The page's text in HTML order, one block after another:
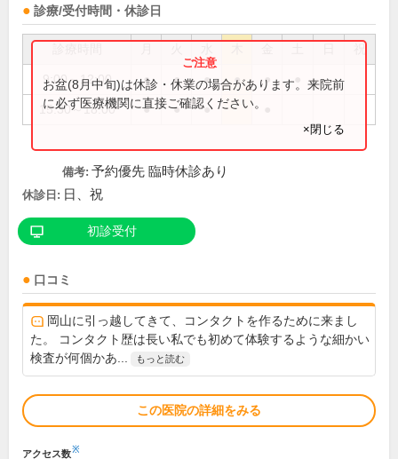
診療/受付時間・休診日
9:00～12:00 ● ● ● ● ●
15:30～18:00 ● ● ●
お盆(8月中旬)は休診・休業の場合があります。来院前
に必ず医療機関に直接ご確認ください。
×閉じる
備考: 予約優先 臨時休診あり
休診日: 日、祝
初診受付
口コミ
岡山に引っ越してきて、コンタクトを作るために来まし
た。 コンタクト歴は長い私でも初めて体験するような細かい
検査が何個かあ...
もっと読む
この医院の詳細をみる
アクセス数※